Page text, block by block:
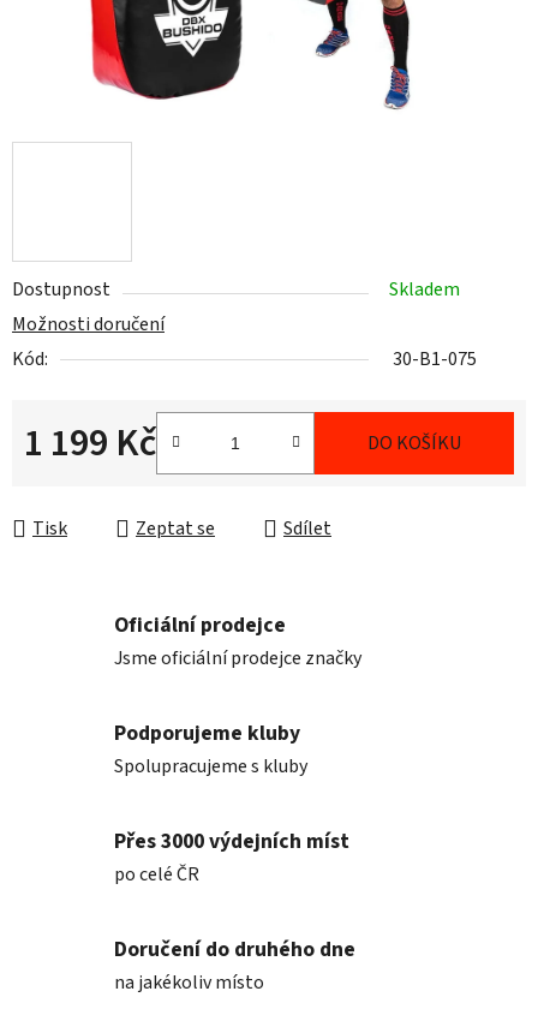
Dostupnost
Skladem
Možnosti doručení
Kód:
30-B1-075
1 199 Kč DO KOŠÍKU
Tisk Zeptat se Sdílet
Oficiální prodejce
Jsme oficiální prodejce značky
Podporujeme kluby
Spolupracujeme s kluby
Přes 3000 výdejních míst
po celé ČR
Doručení do druhého dne
na jakékoliv místo